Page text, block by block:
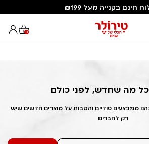
חינם בקנייה מעל ₪199
0 Out of Stock Alert 2025/05/06
מה שחדש, לפני כולם
ממבצעים סודיים והטבות על מוצרים חדשים שיש
רק לחברים